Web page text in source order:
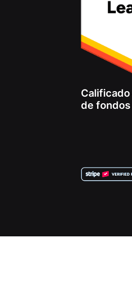
Calificado
de fondos